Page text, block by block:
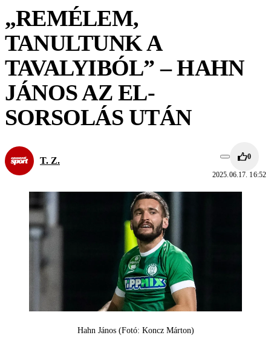
„REMÉLEM,
TANULTUNK A
TAVALYIBÓL” – HAHN
JÁNOS AZ EL-
SORSOLÁS UTÁN
T. Z. 0
2025.06.17. 16:52
Hahn János (Fotó: Koncz Márton)